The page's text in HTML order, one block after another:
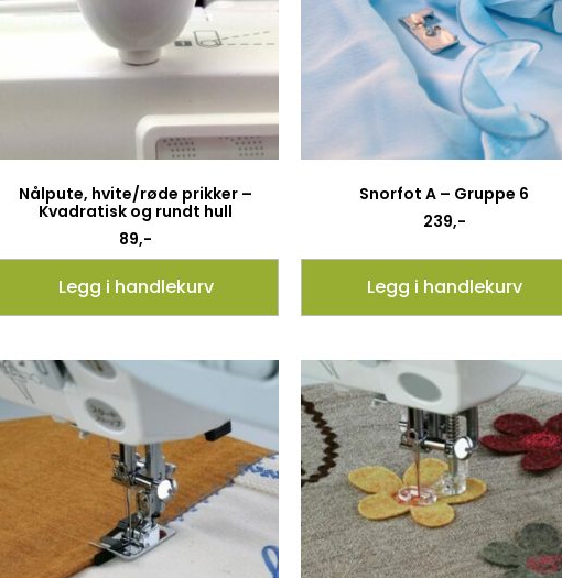
Nålpute, hvite/røde prikker –
Kvadratisk og rundt hull
89,-
Legg i handlekurv
Snorfot A – Gruppe 6
239,-
Legg i handlekurv